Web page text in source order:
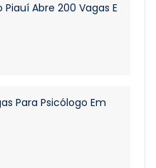
Abre 200 Vagas E
Para Psicólogo Em